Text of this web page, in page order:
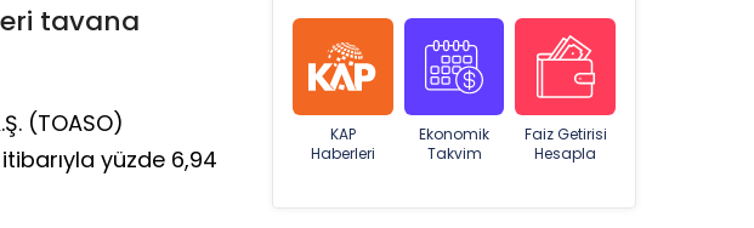
tavana
(TOASO)
yüzde 6,94
KAP
Haberleri
Ekonomik
Takvim
Faiz Getirisi
Hesapla